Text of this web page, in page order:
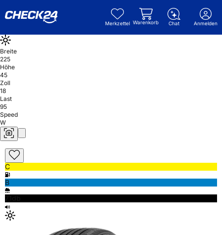
Merkzettel Warenkorb Chat Anmelden
Breite
225
Höhe
45
Zoll
18
Last
95
Speed
W
C
B
71db